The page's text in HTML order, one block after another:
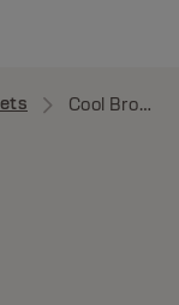
Cool Brown Shampoo